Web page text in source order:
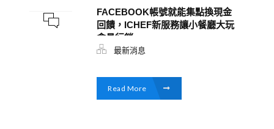
FACEBOOK帳號就能集點換現金
回饋，ICHEF新服務讓小餐廳大玩
會員行銷
最新消息
Read More